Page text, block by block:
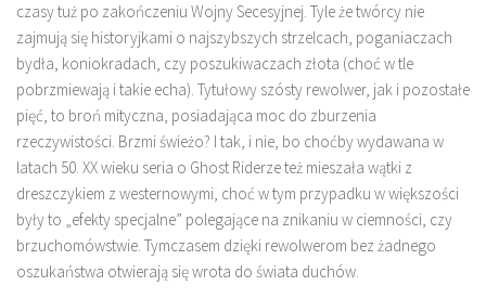
czasy tuż po zakończeniu Wojny Secesyjnej. Tyle że twórcy nie
zajmują się historyjkami o najszybszych strzelcach, poganiaczach
bydła, koniokradach, czy poszukiwaczach złota (choć w tle
pobrzmiewają i takie echa). Tytułowy szósty rewolwer, jak i pozostałe
pięć, to broń mityczna, posiadająca moc do zburzenia
rzeczywistości. Brzmi świeżo? I tak, i nie, bo choćby wydawana w
latach 50. XX wieku seria o Ghost Riderze też mieszała wątki z
dreszczykiem z westernowymi, choć w tym przypadku w większości
były to „efekty specjalne” polegające na znikaniu w ciemności, czy
brzuchomówstwie. Tymczasem dzięki rewolwerom bez żadnego
oszukaństwa otwierają się wrota do świata duchów.